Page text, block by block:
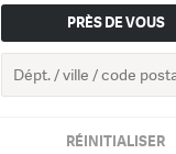
PRÈS DE VOUS
RÉINITIALISER